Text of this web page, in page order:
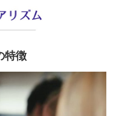
特徴